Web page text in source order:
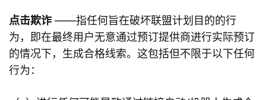
点击欺诈 ——指任何旨在破坏联盟计划目的的行
为，即在最终用户无意通过预订提供商进行实际预订
的情况下，生成合格线索。这包括但不限于以下任何
行为：